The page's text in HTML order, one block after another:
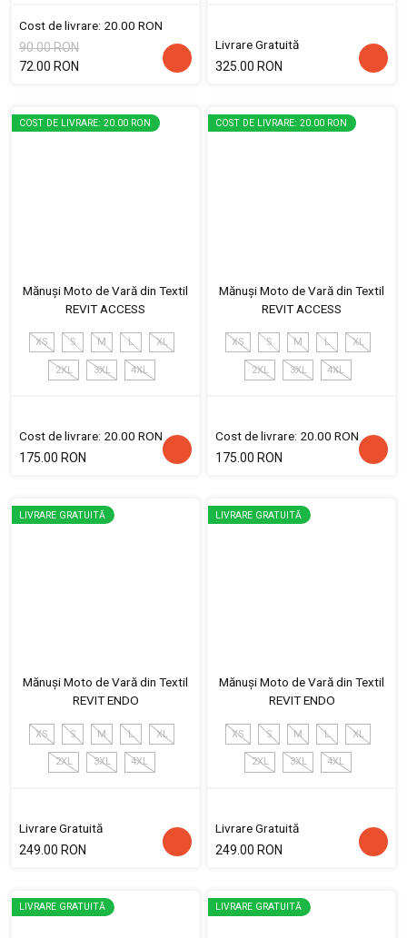
Cost de livrare: 20.00 RON
90.00 RON
72.00 RON
Livrare Gratuită
325.00 RON
COST DE LIVRARE: 20.00 RON
Mănuși Moto de Vară din Textil
REVIT ACCESS
XS S M L XL
2XL 3XL 4XL
Cost de livrare: 20.00 RON
175.00 RON
COST DE LIVRARE: 20.00 RON
Mănuși Moto de Vară din Textil
REVIT ACCESS
XS S M L XL
2XL 3XL 4XL
Cost de livrare: 20.00 RON
175.00 RON
LIVRARE GRATUITĂ
Mănuși Moto de Vară din Textil
REVIT ENDO
XS S M L XL
2XL 3XL 4XL
Livrare Gratuită
249.00 RON
LIVRARE GRATUITĂ
Mănuși Moto de Vară din Textil
REVIT ENDO
XS S M L XL
2XL 3XL 4XL
Livrare Gratuită
249.00 RON
LIVRARE GRATUITĂ LIVRARE GRATUITĂ